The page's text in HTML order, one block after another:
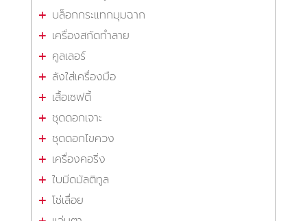
บล็อกกระแทกมุมฉาก
เครื่องสกัดทำลาย
คูลเลอร์
ลังใส่เครื่องมือ
เสื้อเซฟตี้
ชุดดอกเจาะ
ชุดดอกไขควง
เครื่องคอริ่ง
ใบมีดมัลติทูล
โซ่เลื่อย